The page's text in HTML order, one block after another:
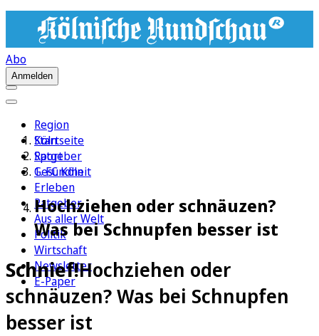
Abo
Anmelden
Region
Köln
Sport
1. FC Köln
Erleben
Ratgeber
Aus aller Welt
Politik
Wirtschaft
Newsletter
E-Paper
Startseite
Ratgeber
Gesundheit
Hochziehen oder schnäuzen?
Was bei Schnupfen besser ist
Schnief!Hochziehen oder
schnäuzen? Was bei Schnupfen
besser ist